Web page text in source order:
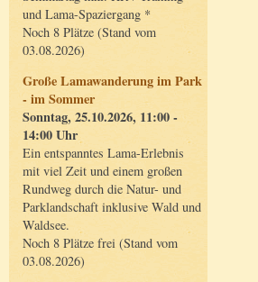
und Lama-Spaziergang *
Noch 8 Plätze (Stand vom
03.08.2026)
Große Lamawanderung im Park
- im Sommer
Sonntag, 25.10.2026, 11:00 -
14:00 Uhr
Ein entspanntes Lama-Erlebnis
mit viel Zeit und einem großen
Rundweg durch die Natur- und
Parklandschaft inklusive Wald und
Waldsee.
Noch 8 Plätze frei (Stand vom
03.08.2026)